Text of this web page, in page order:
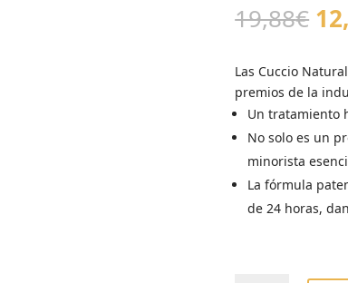
19,88€ El
Las Cuccio
premios de la
Un tratamiento
No solo es un
minorista
La fórmula
de 24 horas,